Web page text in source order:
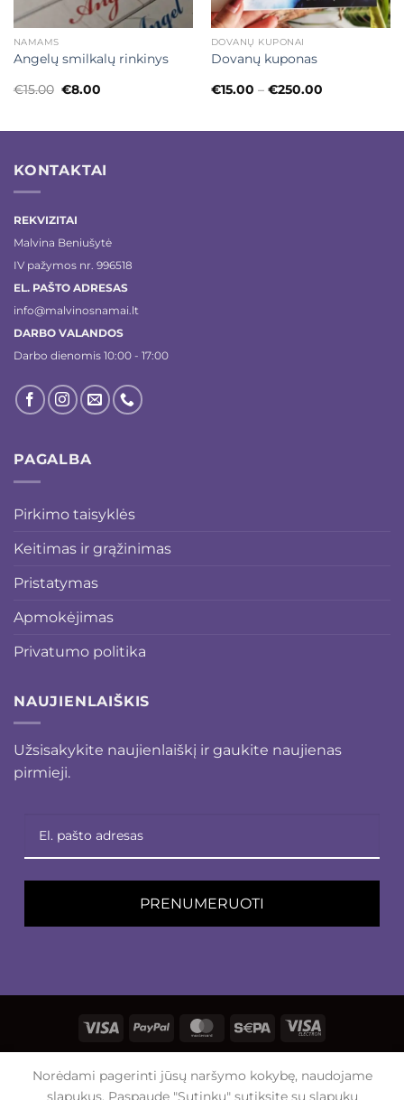
NAMAMS
Angelų smilkalų rinkinys
€15.00 Original
€8.00Current
DOVANŲ KUPONAI
Dovanų kuponas
€15.00 – €250.00Price
€250.00
KONTAKTAI
REKVIZITAI
Malvina Beniušytė
IV pažymos nr. 996518
EL. PAŠTO ADRESAS
info@malvinosnamai.lt
DARBO VALANDOS
Darbo dienomis 10:00 - 17:00
PAGALBA
Pirkimo taisyklės
Keitimas ir grąžinimas
Pristatymas
Apmokėjimas
Privatumo politika
NAUJIENLAIŠKIS
Užsisakykite naujienlaiškį ir gaukite naujienas
pirmieji.
PRENUMERUOTI
Visa PayPal MasterCard
Sepa
Visa
Visos teisės saugomos 2026 ©malvinosnamai.lt
Norėdami pagerinti jūsų naršymo kokybę, naudojame
slapukus. Paspaudę "Sutinku" sutiksite su slapukų